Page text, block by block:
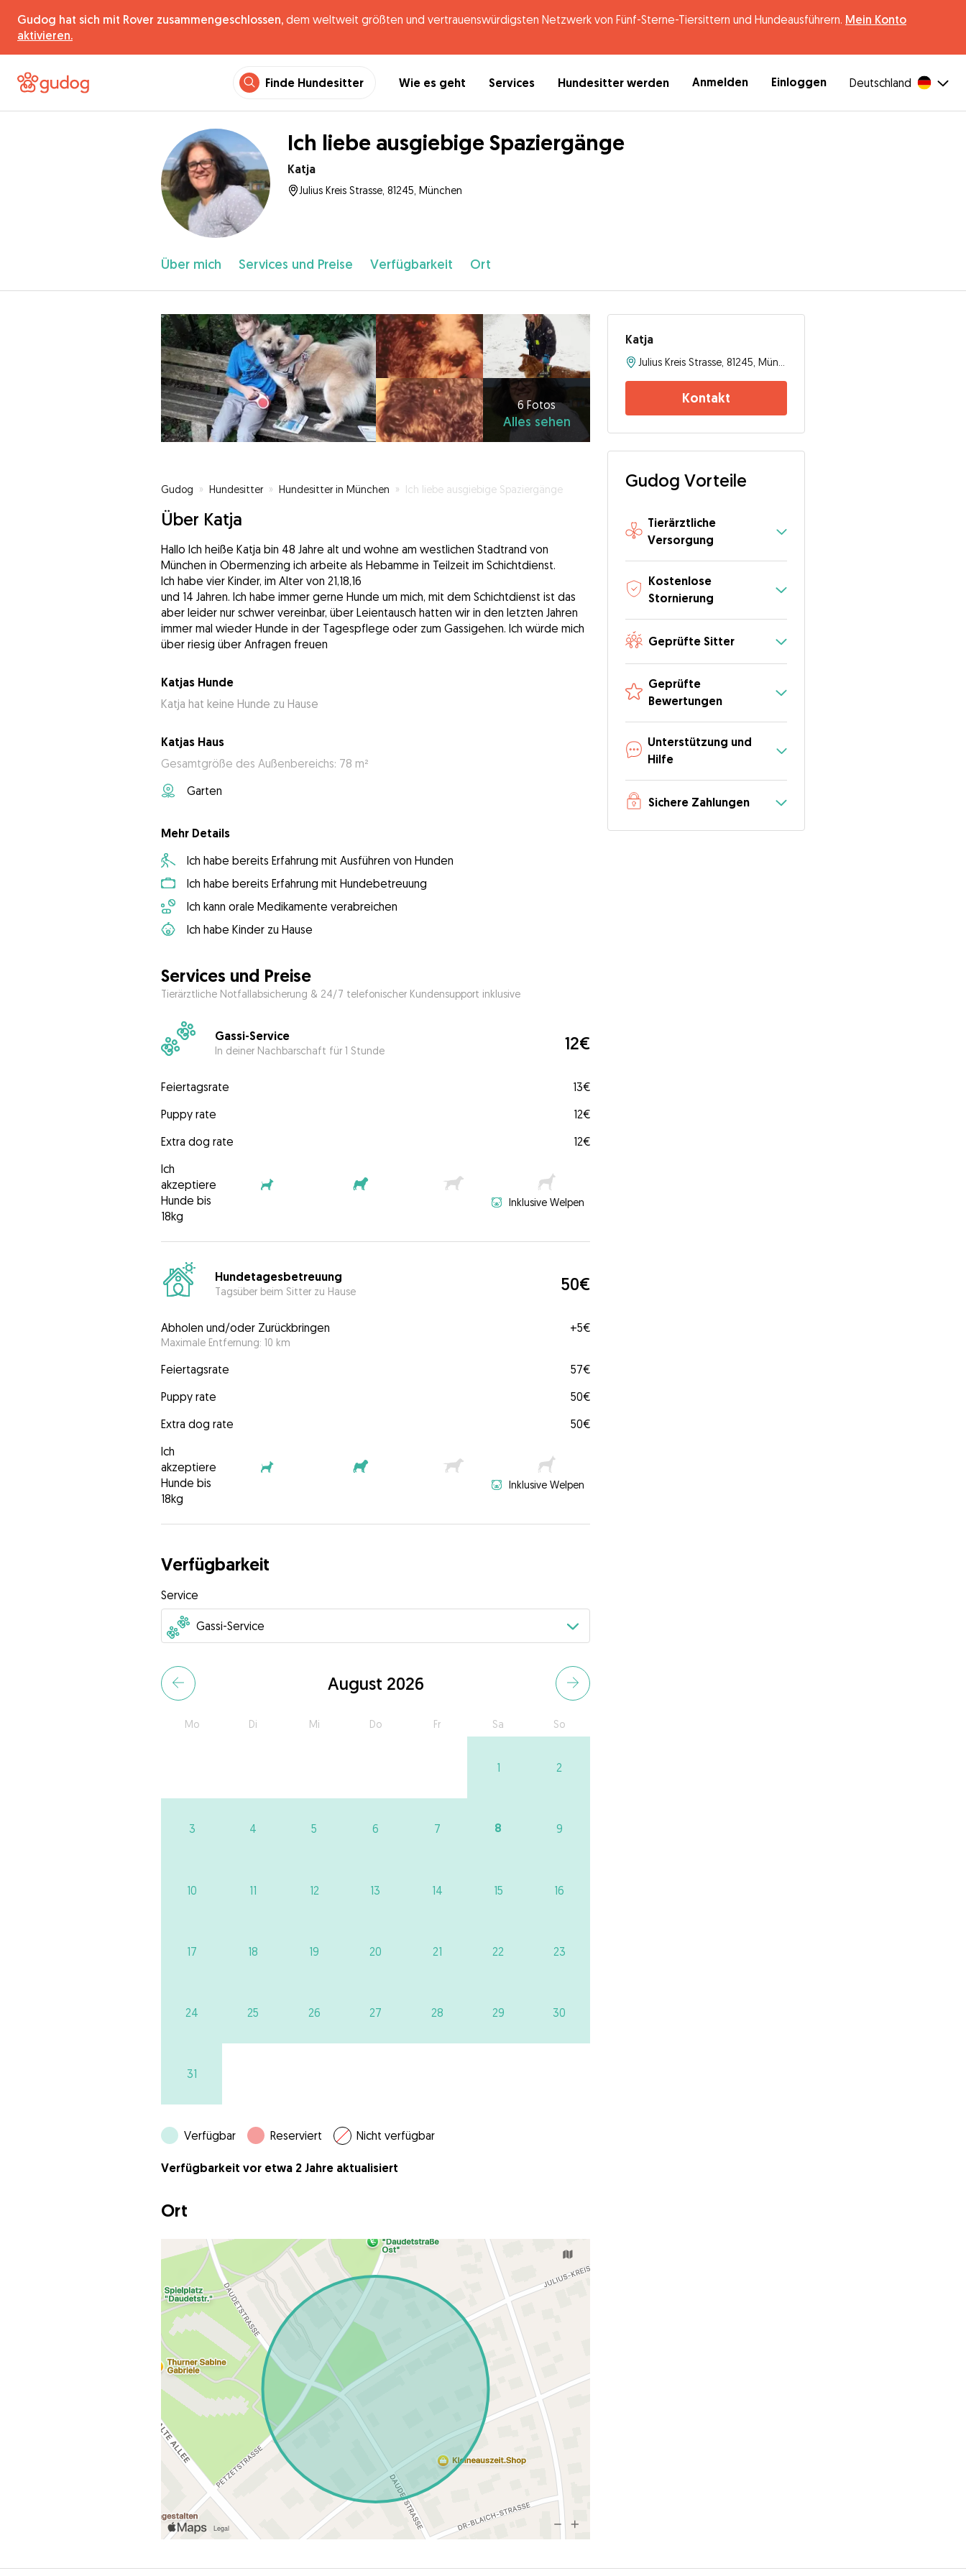
Gudog hat sich mit Rover zusammengeschlossen, dem weltweit größten und vertrauenswürdigsten Netzwerk von Fünf-Sterne-Tiersittern und Hundeausführern. Mein Konto
aktivieren.
Finde Hundesitter Wie es geht Services Hundesitter werden Anmelden Einloggen Deutschland
Ich liebe ausgiebige Spaziergänge
Katja
Julius Kreis Strasse, 81245, München
Über mich Services und Preise Verfügbarkeit Ort
6 Fotos
Alles sehen
Gudog » Hundesitter » Hundesitter in München » Ich liebe ausgiebige Spaziergänge
Über Katja
Hallo Ich heiße Katja bin 48 Jahre alt und wohne am westlichen Stadtrand von
München in Obermenzing ich arbeite als Hebamme in Teilzeit im Schichtdienst.
Ich habe vier Kinder, im Alter von 21,18,16
und 14 Jahren. Ich habe immer gerne Hunde um mich, mit dem Schichtdienst ist das
aber leider nur schwer vereinbar, über Leientausch hatten wir in den letzten Jahren
immer mal wieder Hunde in der Tagespflege oder zum Gassigehen. Ich würde mich
Katjas Hunde
Katja hat keine Hunde zu Hause
Katjas Haus
Gesamtgröße des Außenbereichs: 78 m²
Garten
Mehr Details
Ich habe bereits Erfahrung mit Ausführen von Hunden
Ich habe bereits Erfahrung mit Hundebetreuung
Ich kann orale Medikamente verabreichen
Ich habe Kinder zu Hause
Services und Preise
Tierärztliche Notfallabsicherung & 24/7 telefonischer Kundensupport inklusive
Gassi-Service
In deiner Nachbarschaft für 1 Stunde 12€
Feiertagsrate
13€
Puppy rate
12€
Extra dog rate
12€
Ich
akzeptiere
Hunde bis
18kg
Inklusive Welpen
Hundetagesbetreuung
Tagsüber beim Sitter zu Hause 50€
Abholen und/oder Zurückbringen
Maximale Entfernung: 10 km
+5€
Feiertagsrate
57€
Puppy rate
50€
Extra dog rate
50€
Ich
akzeptiere
Hunde bis
18kg
Inklusive Welpen
Verfügbarkeit
Service
August 2026
Mo Di Mi Do Fr Sa So
1 2
3 4 5 6 7 8 9
10 11 12 13 14 15 16
17 18 19 20 21 22 23
24 25 26 27 28 29 30
31
Verfügbar Reserviert Nicht verfügbar
Verfügbarkeit vor etwa 2 Jahre aktualisiert
Ort
Katja
Kontakt
Gudog Vorteile
Tierärztliche
Versorgung
Kostenlose
Stornierung
Geprüfte Sitter
Geprüfte
Bewertungen
Unterstützung und
Hilfe
Sichere Zahlungen